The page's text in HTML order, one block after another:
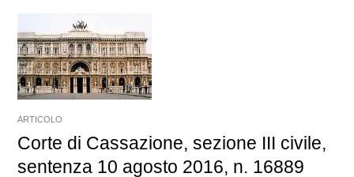
ARTICOLO
Corte di Cassazione, sezione III civile,
sentenza 10 agosto 2016, n. 16889